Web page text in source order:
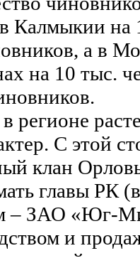
Калмыкии на
а в
на 10 тыс.
регионе
С этой
клан
главы РК
– ЗАО «Юг-
и